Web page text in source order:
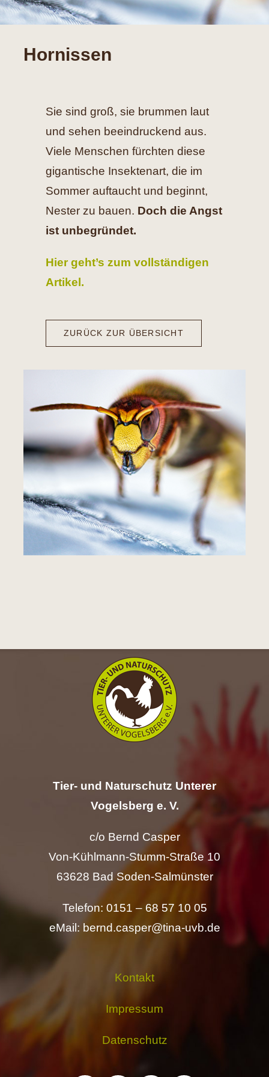
Hilfe
Spenden
Hornissen
Sie sind groß, sie brummen laut
und sehen beeindruckend aus.
Viele Menschen fürchten diese
gigantische Insektenart, die im
Sommer auftaucht und beginnt,
Nester zu bauen. Doch die Angst
ist unbegründet.
Hier geht’s zum vollständigen
Artikel.
ZURÜCK ZUR ÜBERSICHT
Tier- und Naturschutz Unterer
Vogelsberg e. V.
c/o Bernd Casper
Von-Kühlmann-Stumm-Straße 10
63628 Bad Soden-Salmünster
Telefon: 0151 – 68 57 10 05
eMail: bernd.casper@tina-uvb.de
Kontakt
Impressum
Datenschutz